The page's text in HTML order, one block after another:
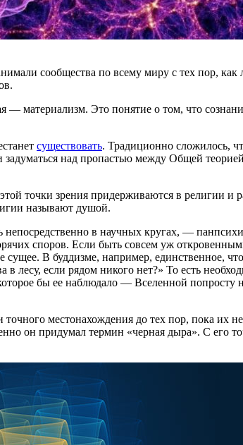
сообщества по всему миру с тех пор,
— материализм. Это понятие о том, что
существовать. Традиционно сложилось,
задуматься над пропастью между Общей
точки зрения придерживаются в религии и
называют душой.
непосредственно в научных кругах, —
споров. Если быть совсем уж
В буддизме, например, единственное,
лесу, если рядом никого нет?» То есть
бы ее наблюдало — Вселенной попросту
местонахождения до тех пор, пока их
он придумал термин «черная дыра». С его